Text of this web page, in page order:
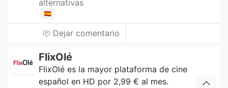
alternativas
🇪🇸
Dejar comentario
FlixOlé
FlixOlé es la mayor plataforma de cine
español en HD por 2,99 € al mes.